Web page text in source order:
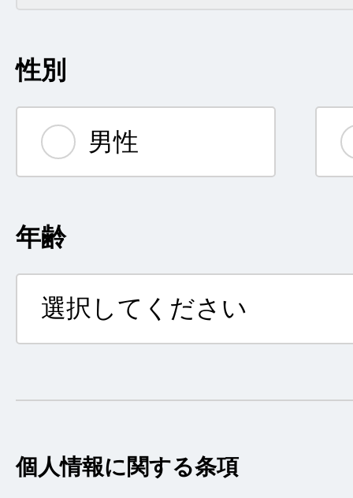
性別
男性
年齢
個人情報に関する条項